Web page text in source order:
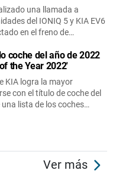
una llamada a
del IONIQ 5 y KIA EV6
en el freno de…
coche del año de 2022
the Year 2022'
KIA logra la mayor
con el título de coche del
lista de los coches…
Ver más